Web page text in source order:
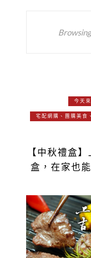
今天
宅配網購、團購美食
【中秋禮盒
盒，在家也